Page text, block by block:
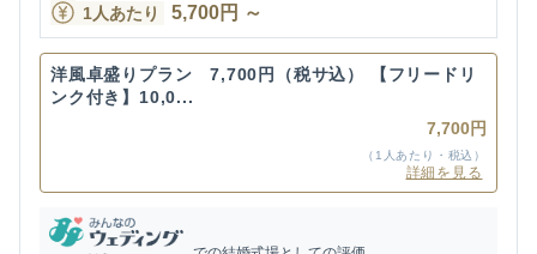
1人あたり 5,700円 ～
洋風卓盛りプラン 7,700円（税サ込） 【フリードリ
ンク付き】10,0...
7,700円
（1人あたり・税込）
詳細を見る